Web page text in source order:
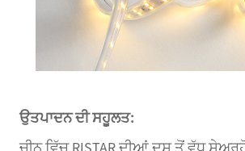
ਉਤਪਾਦਨ ਦੀ ਸਹੂਲਤ:
ਚੀਨ ਵਿੱਚ RISTAR ਦੀਆਂ ਦਸ ਤੋਂ ਵੱਧ